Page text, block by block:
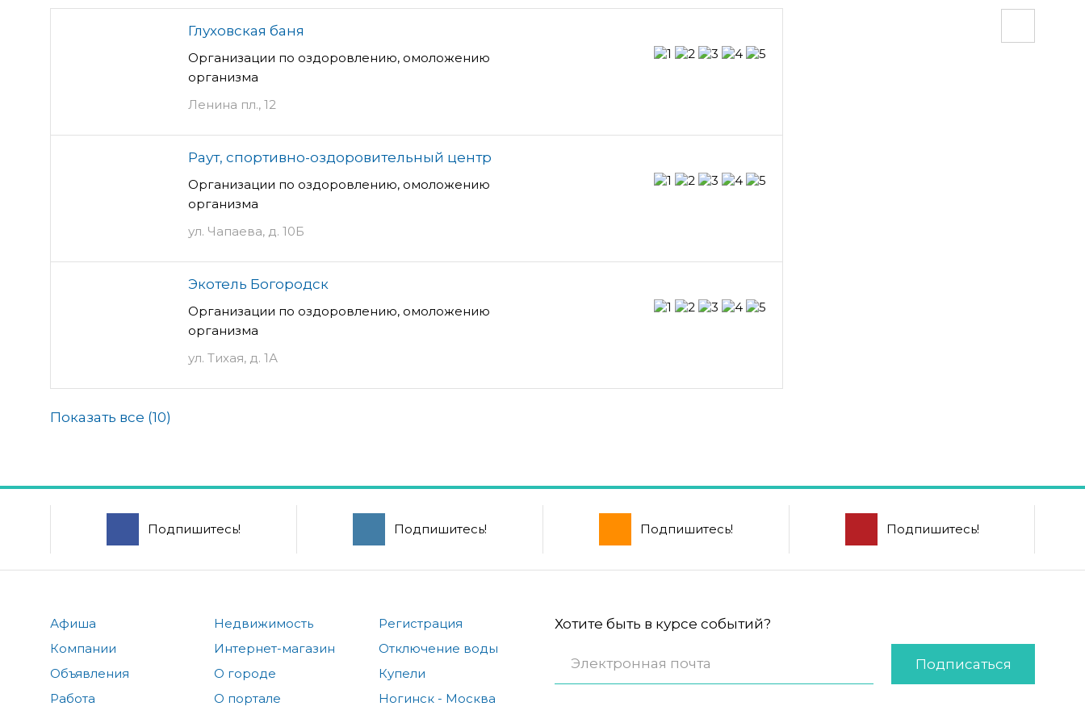
Глуховская баня
Организации по оздоровлению, омоложению
организма
Ленина пл., 12
Раут, спортивно-оздоровительный центр
Организации по оздоровлению, омоложению
организма
ул. Чапаева, д. 10Б
Экотель Богородск
Организации по оздоровлению, омоложению
организма
ул. Тихая, д. 1А
Показать все (10)
Подпишитесь! Подпишитесь! Подпишитесь! Подпишитесь!
Афиша
Компании
Объявления
Работа
Недвижимость
Интернет-магазин
О городе
О портале
Регистрация
Отключение воды
Купели
Ногинск - Москва
Хотите быть в курсе событий?
Подписаться